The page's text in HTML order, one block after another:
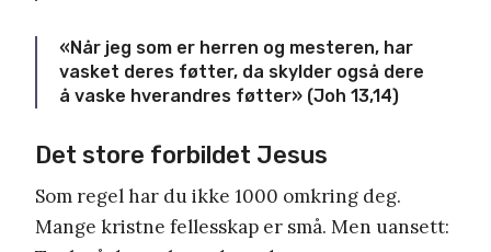
«Når jeg som er herren og mesteren, har
vasket deres føtter, da skylder også dere
å vaske hverandres føtter» (Joh 13,14)
Det store forbildet Jesus
Som regel har du ikke 1000 omkring deg.
Mange kristne fellesskap er små. Men uansett: